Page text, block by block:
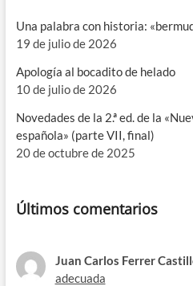
Una palabra con historia:
19 de julio de 2026
Apología al bocadito de helado
10 de julio de 2026
Novedades de la 2.ª ed. de la
española» (parte VII, final)
20 de octubre de 2025
Últimos comentarios
Juan Carlos Ferrer
adecuada